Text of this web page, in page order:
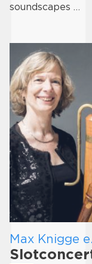
soundscapes …
Max Knigge